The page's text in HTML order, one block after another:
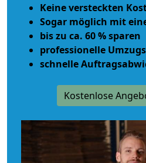
Keine versteckten
Sogar möglich mit
bis zu ca. 60 % sparen
professionelle
schnelle
Kostenlose